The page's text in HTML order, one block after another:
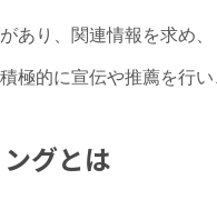
あり、関連情報を求め
極的に宣伝や推薦を行
グとは